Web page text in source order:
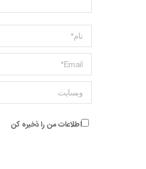
Name *
ایمیل *
وبسایت
اطلاعات من را ذخیره کن